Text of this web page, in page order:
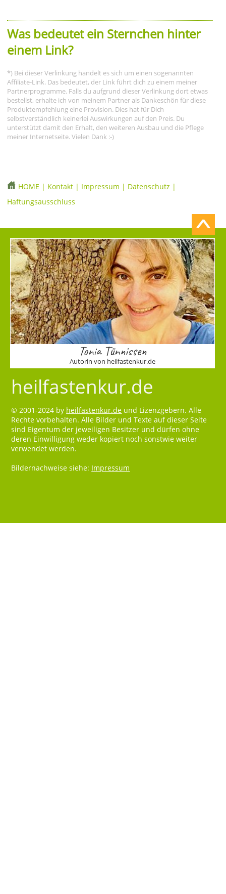
Was bedeutet ein Sternchen hinter
einem Link?
*) Bei dieser Verlinkung handelt es sich um einen sogenannten
Affiliate-Link. Das bedeutet, der Link führt dich zu einem meiner
Partnerprogramme. Falls du aufgrund dieser Verlinkung dort etwas
bestellst, erhalte ich von meinem Partner als Dankeschön für diese
Produktempfehlung eine Provision. Dies hat für Dich
selbstverständlich keinerlei Auswirkungen auf den Preis. Du
unterstützt damit den Erhalt, den weiteren Ausbau und die Pflege
meiner Internetseite. Vielen Dank :-)
HOME | Kontakt | Impressum | Datenschutz |
Haftungsausschluss
Tonia Tünnissen
Autorin von heilfastenkur.de
heilfastenkur.de
© 2001-2024 by heilfastenkur.de und Lizenzgebern. Alle
Rechte vorbehalten. Alle Bilder und Texte auf dieser Seite
sind Eigentum der jeweiligen Besitzer und dürfen ohne
deren Einwilligung weder kopiert noch sonstwie weiter
verwendet werden.
Bildernachweise siehe: Impressum